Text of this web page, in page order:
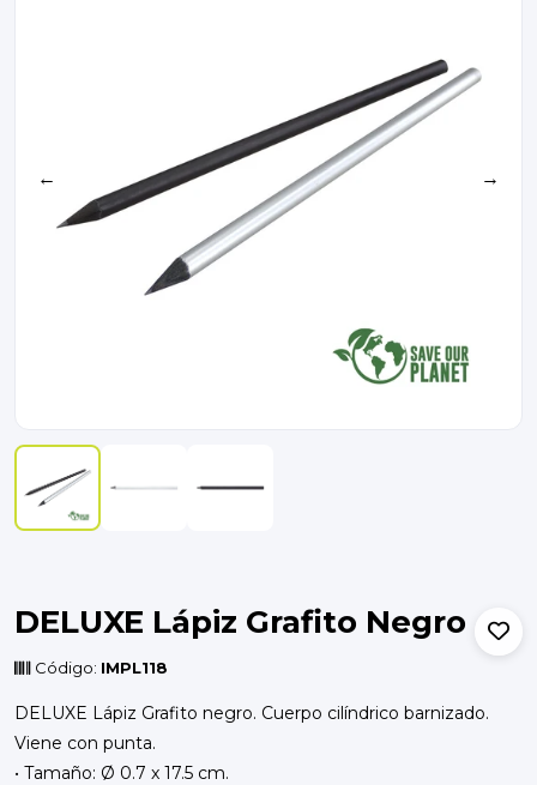
← →
DELUXE Lápiz Grafito Negro
Código: IMPL118
DELUXE Lápiz Grafito negro. Cuerpo cilíndrico barnizado.
Viene con punta.
• Tamaño: Ø 0.7 x 17.5 cm.